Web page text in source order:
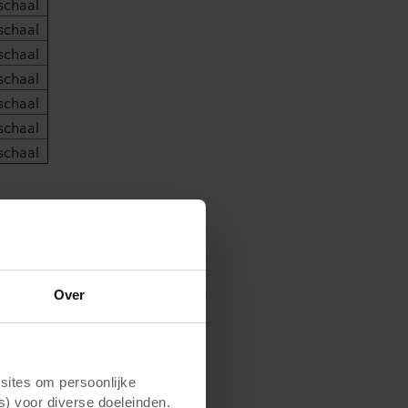
Over
om persoonlijke
voor diverse doeleinden.
UV-straling
van de